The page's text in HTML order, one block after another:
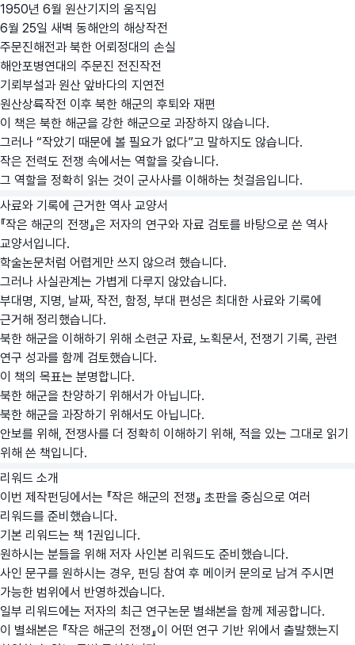
1950년 6월 원산기지의 움직임
6월 25일 새벽 동해안의 해상작전
주문진해전과 북한 어뢰정대의 손실
해안포병연대의 주문진 전진작전
기뢰부설과 원산 앞바다의 지연전
원산상륙작전 이후 북한 해군의 후퇴와 재편
이 책은 북한 해군을 강한 해군으로 과장하지 않습니다.
그러나 “작았기 때문에 볼 필요가 없다”고 말하지도 않습니다.
작은 전력도 전쟁 속에서는 역할을 갖습니다.
그 역할을 정확히 읽는 것이 군사사를 이해하는 첫걸음입니다.
사료와 기록에 근거한 역사 교양서
『작은 해군의 전쟁』은 저자의 연구와 자료 검토를 바탕으로 쓴 역사
교양서입니다.
학술논문처럼 어렵게만 쓰지 않으려 했습니다.
그러나 사실관계는 가볍게 다루지 않았습니다.
부대명, 지명, 날짜, 작전, 함정, 부대 편성은 최대한 사료와 기록에
근거해 정리했습니다.
북한 해군을 이해하기 위해 소련군 자료, 노획문서, 전쟁기 기록, 관련
연구 성과를 함께 검토했습니다.
이 책의 목표는 분명합니다.
북한 해군을 찬양하기 위해서가 아닙니다.
북한 해군을 과장하기 위해서도 아닙니다.
안보를 위해, 전쟁사를 더 정확히 이해하기 위해, 적을 있는 그대로 읽기
위해 쓴 책입니다.
리워드 소개
이번 제작펀딩에서는 『작은 해군의 전쟁』 초판을 중심으로 여러
리워드를 준비했습니다.
기본 리워드는 책 1권입니다.
원하시는 분들을 위해 저자 사인본 리워드도 준비했습니다.
사인 문구를 원하시는 경우, 펀딩 참여 후 메이커 문의로 남겨 주시면
가능한 범위에서 반영하겠습니다.
일부 리워드에는 저자의 최근 연구논문 별쇄본을 함께 제공합니다.
이 별쇄본은 『작은 해군의 전쟁』이 어떤 연구 기반 위에서 출발했는지